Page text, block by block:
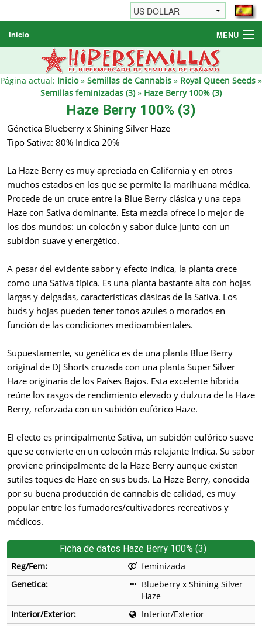
Inicio MENU
Semillas de cannabis
Otros productos
Revendedores
Página actual: Inicio» Semillas de Cannabis » Royal Queen Seeds »
Semillas feminizadas (3)» Haze Berry 100% (3)
Haze Berry 100% (3)
Génetica Blueberry x Shining Silver Haze
Tipo Sativa: 80% Indica 20%
La Haze Berry es muy apreciada en California y en otros
muchos estados en los que se permite la marihuana médica.
Procede de un cruce entre la Blue Berry clásica y una cepa
Haze con Sativa dominante. Esta mezcla ofrece lo mejor de
los dos mundos: un colocón y sabor dulce junto con un
subidón suave y energético.
A pesar del evidente sabor y efecto Indica, la planta crece
como una Sativa típica. Es una planta bastante alta con hojas
largas y delgadas, características clásicas de la Sativa. Los
buds y hojas pueden tener tonos azules o morados en
función de las condiciones medioambientales.
Supuestamente, su genética es de una planta Blue Berry
original de DJ Shorts cruzada con una planta Super Silver
Haze originaria de los Países Bajos. Esta excelente híbrida
reúne los rasgos de rendimiento elevado y dulzura de la Haze
Berry, reforzada con un subidón eufórico Haze.
El efecto es principalmente Sativa, un subidón eufórico suave
que se convierte en un colocón más relajante Indica. Su sabor
proviene principalmente de la Haze Berry aunque existen
sutiles toques de Haze en sus buds. La Haze Berry, conocida
por su buena producción de cannabis de calidad, es muy
popular entre los fumadores/cultivadores recreativos y
médicos.
Ficha de datos Haze Berry 100% (3)
Reg/Fem:
feminizada
Genetica:
Blueberry x Shining Silver
Haze
Interior/Exterior:
Interior/Exterior